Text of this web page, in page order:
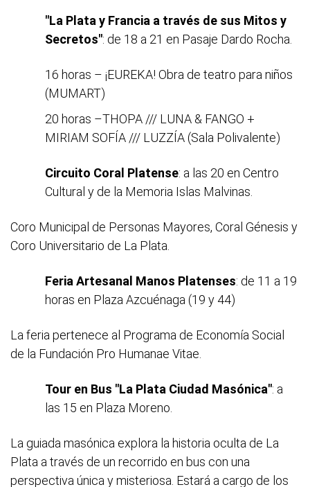
"La Plata y Francia a través de sus Mitos y
Secretos": de 18 a 21 en Pasaje Dardo Rocha.
16 horas – ¡EUREKA! Obra de teatro para niños
(MUMART)
20 horas –THOPA /// LUNA & FANGO +
MIRIAM SOFÍA /// LUZZÍA (Sala Polivalente)
Circuito Coral Platense: a las 20 en Centro
Cultural y de la Memoria Islas Malvinas.
Coro Municipal de Personas Mayores, Coral Génesis y
Coro Universitario de La Plata.
Feria Artesanal Manos Platenses: de 11 a 19
horas en Plaza Azcuénaga (19 y 44)
La feria pertenece al Programa de Economía Social
de la Fundación Pro Humanae Vitae.
Tour en Bus "La Plata Ciudad Masónica": a
las 15 en Plaza Moreno.
La guiada masónica explora la historia oculta de La
Plata a través de un recorrido en bus con una
perspectiva única y misteriosa. Estará a cargo de los